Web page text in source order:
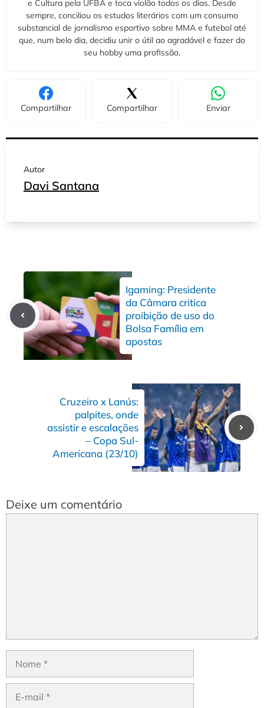
e Cultura pela UFBA e toca violão todos os dias. Desde
sempre, conciliou os estudos literários com um consumo
substancial de jornalismo esportivo sobre MMA e futebol até
que, num belo dia, decidiu unir o útil ao agradável e fazer do
seu hobby uma profissão.
Compartilhar Compartilhar Enviar
Autor
Davi Santana
Igaming: Presidente
da Câmara critica
proibição de uso do
Bolsa Família em
apostas
Cruzeiro x Lanús:
palpites, onde
assistir e escalações
– Copa Sul-
Americana (23/10)
Deixe um comentário